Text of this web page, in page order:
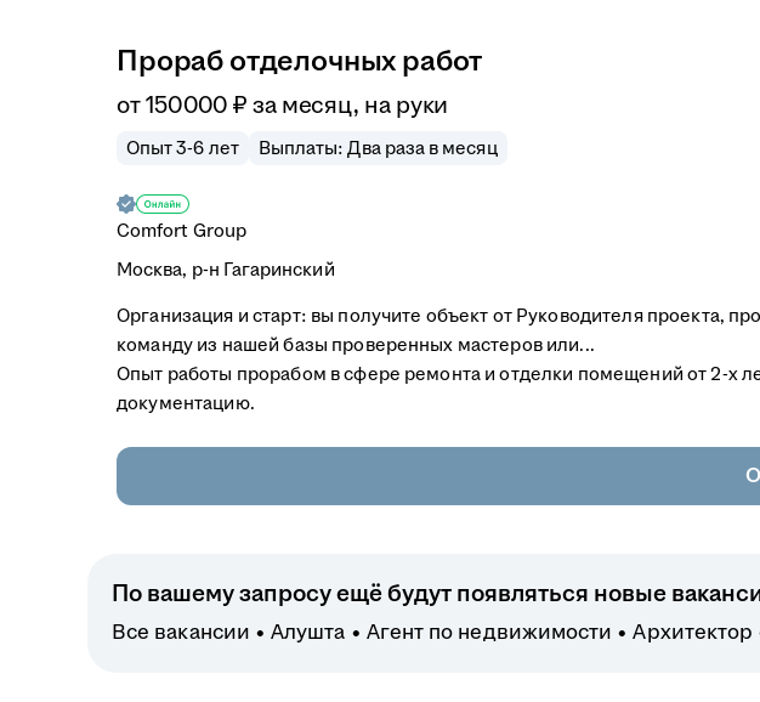
Прораб отделочных работ
от150 000 ₽ за месяц, на руки
Опыт 3-6 лет Выплаты: Два раза в месяц
Comfort Group
Москва, р-н Гагаринский
Организация и старт: вы получите объект от Руководителя проекта,
команду из нашей базы проверенных мастеров или...
Опыт работы прорабом в сфере ремонта и отделки помещений от 2-х
документацию.
По вашему запросу ещё будут появляться новые
Все вакансии Алушта Агент по недвижимости Архитектор